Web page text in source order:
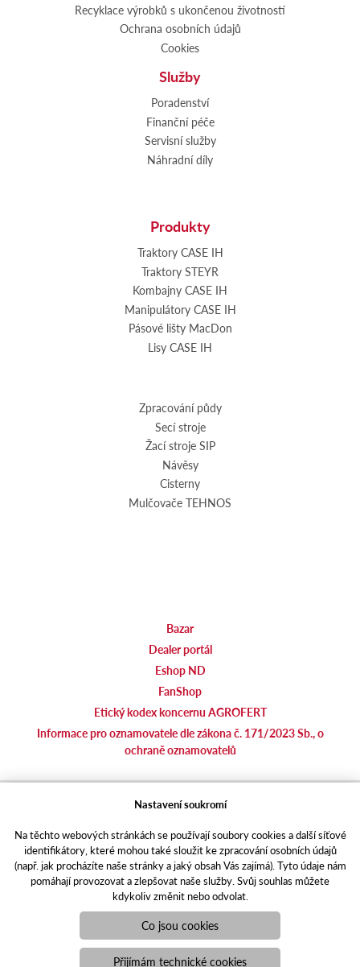
Recyklace výrobků s ukončenou životností
Ochrana osobních údajů
Cookies
Služby
Poradenství
Finanční péče
Servisní služby
Náhradní díly
Produkty
Traktory CASE IH
Traktory STEYR
Kombajny CASE IH
Manipulátory CASE IH
Pásové lišty MacDon
Lisy CASE IH
Zpracování půdy
Secí stroje
Žací stroje SIP
Návěsy
Cisterny
Mulčovače TEHNOS
Bazar
Dealer portál
Eshop ND
FanShop
Etický kodex koncernu AGROFERT
Informace pro oznamovatele dle zákona č. 171/2023 Sb., o
ochraně oznamovatelů
Responzivní webPuxdesign | agrics.cz © 2021
agrotec.cz
portal.caseklub.cz
shop.agrics.cz
traktorbazar.cz
eshop.agrics.cz/cs
a-finance.cz
Nastavení soukromí
Na těchto webových stránkách se používají soubory cookies a další síťové
identifikátory, které mohou také sloužit ke zpracování osobních údajů
(např. jak procházíte naše stránky a jaký obsah Vás zajímá). Tyto údaje nám
pomáhají provozovat a zlepšovat naše služby. Svůj souhlas můžete
kdykoliv změnit nebo odvolat.
Co jsou cookies
Přijímám technické cookies